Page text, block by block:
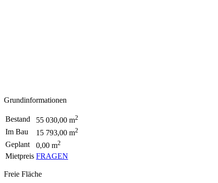
Grundinformationen
Bestand 55 030,00 m2
Im Bau 15 793,00 m2
Geplant 0,00 m2
Mietpreis FRAGEN
Freie Fläche